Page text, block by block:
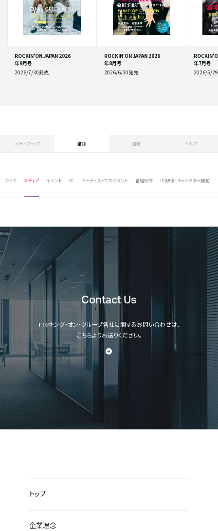
ROCKIN'ON JAPAN 2026
年9月号
2026/7/30発売
ROCKIN'ON JAPAN 2026
年8月号
2026/6/30発売
年7月号
2026/5/
メディアトップ 雑誌 書籍 ヘルプ
すべて メディア イベント EC アーティストマネジメント 番組制作 IP(映像・キャラクター開発)
Contact Us
ロッキング・オン・グループ各社に関するお問い合わせは、
こちらよりお送りください。
トップ
企業理念